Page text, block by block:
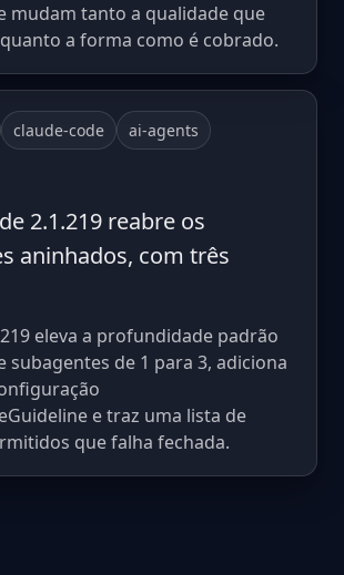
mudam tanto a qualidade que
a forma como é cobrado.
claude-code
ai-agents
2.1.219 reabre os
aninhados, com três
eleva a profundidade padrão
subagentes de 1 para 3, adiciona
e traz uma lista de
que falha fechada.